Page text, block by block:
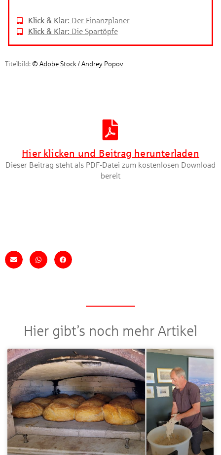
Klick & Klar: Der Finanzplaner
Klick & Klar: Die Spartöpfe
Titelbild: © Adobe Stock / Andrey Popov
Hier klicken und Beitrag herunterladen
Dieser Beitrag steht als PDF-Datei zum kostenlosen Download
bereit
Hier gibt’s noch mehr Artikel